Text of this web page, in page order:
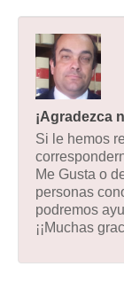
¡Agradezca
Si le hemos
Me Gusta o
personas
podremos
¡¡Muchas